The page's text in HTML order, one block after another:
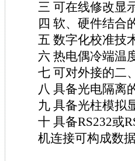
三 可在线修改显
四 软、硬件结合
五 数字化校准技
六 热电偶冷端温
七 可对外接的二
八 具备光电隔离
九 具备光柱模拟
十 具备RS232或
机连接可构成数